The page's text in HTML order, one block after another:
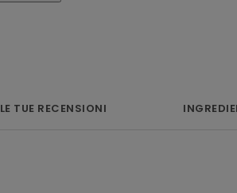
Una ricarica di
LE TUE RECENSIONI